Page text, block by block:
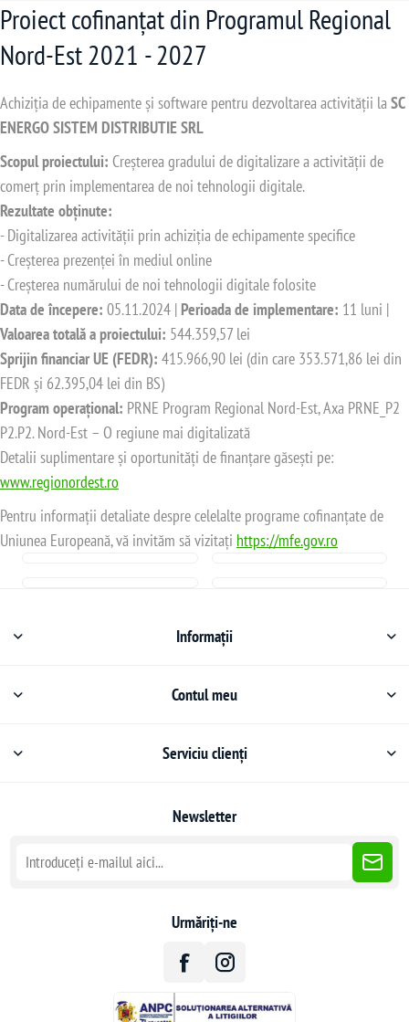
Proiect cofinanțat din Programul Regional
Nord-Est 2021 - 2027
Achiziția de echipamente și software pentru dezvoltarea activității laSC
ENERGO SISTEM DISTRIBUTIE SRL
Scopul proiectului: Creșterea gradului de digitalizare a activității de
comerț prin implementarea de noi tehnologii digitale.
Rezultate obținute:
- Digitalizarea activității prin achiziția de echipamente specifice
- Creșterea prezenței în mediul online
- Creșterea numărului de noi tehnologii digitale folosite
Data de începere: 05.11.2024 | Perioada de implementare: 11 luni |
Valoarea totală a proiectului: 544.359,57 lei
Sprijin financiar UE (FEDR): 415.966,90 lei (din care 353.571,86 lei din
FEDR și 62.395,04 lei din BS)
Program operațional: PRNE Program Regional Nord-Est, Axa PRNE_P2
P2.P2. Nord-Est – O regiune mai digitalizată
Detalii suplimentare și oportunități de finanțare găsești pe:
www.regionordest.ro
Pentru informații detaliate despre celelalte programe cofinanțate de
Uniunea Europeană, vă invităm să vizitați https://mfe.gov.ro
Informații
Contul meu
Serviciu clienți
Newsletter
Urmăriți-ne